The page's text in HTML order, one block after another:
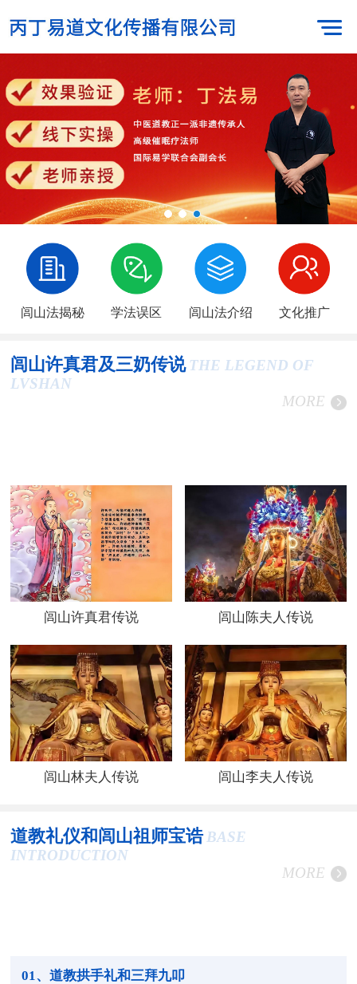
闾山法揭秘 学法误区 闾山法介绍 文化推广
闾山许真君及三奶传说 THE LEGEND OF
LVSHAN
MORE
闾山许真君传说 闾山陈夫人传说
闾山林夫人传说 闾山李夫人传说
道教礼仪和闾山祖师宝诰 BASE
INTRODUCTION
MORE
01 、道教拱手礼和三拜九叩